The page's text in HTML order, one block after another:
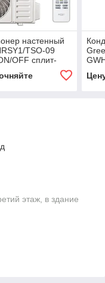
настенный
TSO-09
OFF сплит-
этаж, в здание